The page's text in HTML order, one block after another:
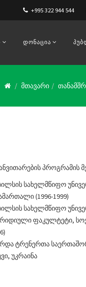
+995 322 944 544
ᲓᲝᲜᲐᲪᲘᲐ
მთავარი
პროგრამის
სახელმწიფო
(1996-1999)
სახელმწიფო
ფაკულტეტი,
ტრენერთა
უკრაინა